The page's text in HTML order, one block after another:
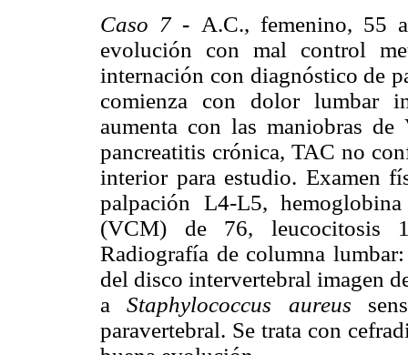
Caso 7- A.C., femenino, 55
evolución con mal control
internación con diagnóstico de
comienza con dolor lumbar
aumenta con las maniobras
pancreatitis crónica, TAC no
interior para estudio. Examen
palpación L4-L5,
(VCM) de 76, leucocitosis
Radiografía de columna
del disco intervertebral imagen
aStaphylococcus aureus
paravertebral. Se trata con